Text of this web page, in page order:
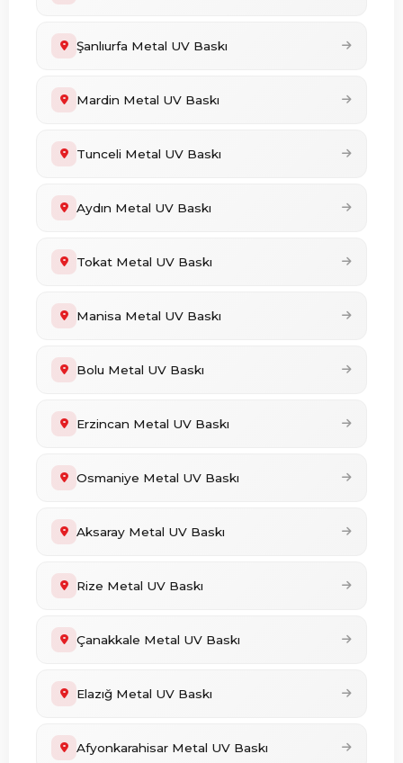
Şanlıurfa Metal UV Baskı
Mardin Metal UV Baskı
Tunceli Metal UV Baskı
Aydın Metal UV Baskı
Tokat Metal UV Baskı
Manisa Metal UV Baskı
Bolu Metal UV Baskı
Erzincan Metal UV Baskı
Osmaniye Metal UV Baskı
Aksaray Metal UV Baskı
Rize Metal UV Baskı
Çanakkale Metal UV Baskı
Elazığ Metal UV Baskı
Afyonkarahisar Metal UV Baskı